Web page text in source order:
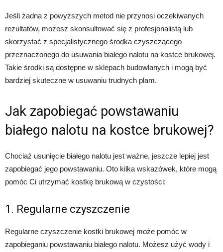
Jeśli żadna z powyższych metod nie przynosi oczekiwanych
rezultatów, możesz skonsultować się z profesjonalistą lub
skorzystać z specjalistycznego środka czyszczącego
przeznaczonego do usuwania białego nalotu na kostce brukowej.
Takie środki są dostępne w sklepach budowlanych i mogą być
bardziej skuteczne w usuwaniu trudnych plam.
Jak zapobiegać powstawaniu
białego nalotu na kostce brukowej?
Chociaż usunięcie białego nalotu jest ważne, jeszcze lepiej jest
zapobiegać jego powstawaniu. Oto kilka wskazówek, które mogą
pomóc Ci utrzymać kostkę brukową w czystości:
1. Regularne czyszczenie
Regularne czyszczenie kostki brukowej może pomóc w
zapobieganiu powstawaniu białego nalotu. Możesz użyć wody i